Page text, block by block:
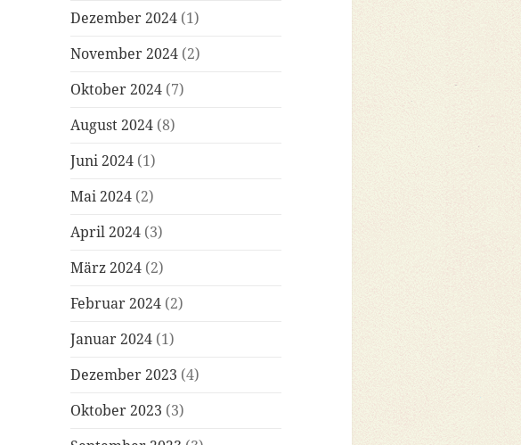
Dezember 2024 (1)
November 2024 (2)
Oktober 2024 (7)
August 2024 (8)
Juni 2024 (1)
Mai 2024 (2)
April 2024 (3)
März 2024 (2)
Februar 2024 (2)
Januar 2024 (1)
Dezember 2023 (4)
Oktober 2023 (3)